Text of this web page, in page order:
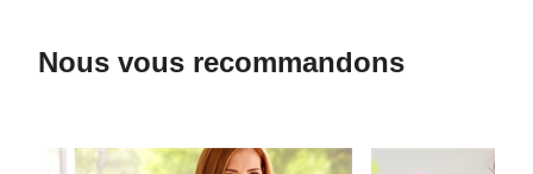
Nous vous recommandons